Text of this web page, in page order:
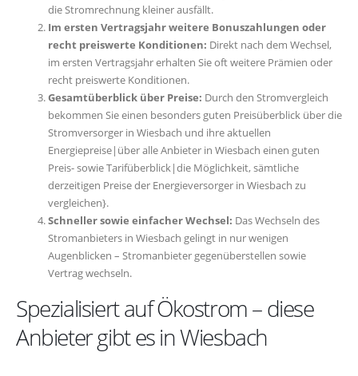
die Stromrechnung kleiner ausfällt.
Im ersten Vertragsjahr weitere Bonuszahlungen oder
recht preiswerte Konditionen: Direkt nach dem Wechsel,
im ersten Vertragsjahr erhalten Sie oft weitere Prämien oder
recht preiswerte Konditionen.
Gesamtüberblick über Preise: Durch den Stromvergleich
bekommen Sie einen besonders guten Preisüberblick über die
Stromversorger in Wiesbach und ihre aktuellen
Energiepreise|über alle Anbieter in Wiesbach einen guten
Preis- sowie Tarifüberblick|die Möglichkeit, sämtliche
derzeitigen Preise der Energieversorger in Wiesbach zu
vergleichen}.
Schneller sowie einfacher Wechsel: Das Wechseln des
Stromanbieters in Wiesbach gelingt in nur wenigen
Augenblicken – Stromanbieter gegenüberstellen sowie
Vertrag wechseln.
Spezialisiert auf Ökostrom – diese
Anbieter gibt es in Wiesbach